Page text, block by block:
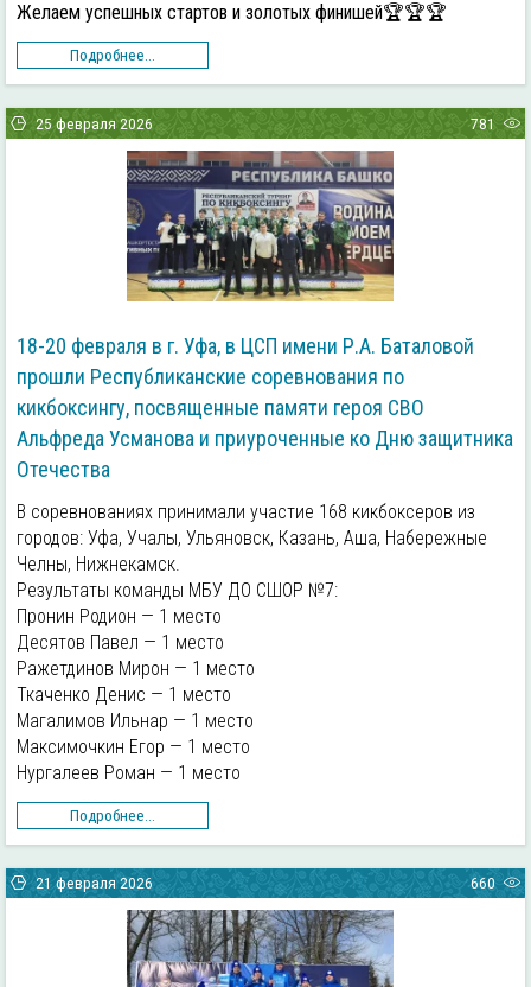
Желаем успешных стартов и золотых финишей🏆🏆🏆
Подробнее...
25 февраля 2026 781
18-20 февраля в г. Уфа, в ЦСП имени Р.А. Баталовой
прошли Республиканские соревнования по
кикбоксингу, посвященные памяти героя СВО
Альфреда Усманова и приуроченные ко Дню защитника
Отечества
В соревнованиях принимали участие 168 кикбоксеров из
городов: Уфа, Учалы, Ульяновск, Казань, Аша, Набережные
Челны, Нижнекамск.
Результаты команды МБУ ДО СШОР №7:
Пронин Родион — 1 место
Десятов Павел — 1 место
Ражетдинов Мирон — 1 место
Ткаченко Денис — 1 место
Магалимов Ильнар — 1 место
Максимочкин Егор — 1 место
Нургалеев Роман — 1 место
Подробнее...
21 февраля 2026 660